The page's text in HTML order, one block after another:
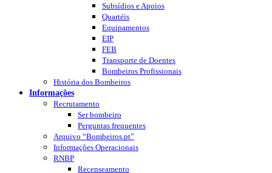
Subsídios e Apoios
Quartéis
Equipamentos
EIP
FEB
Transporte de Doentes
Bombeiros Profissionais
História dos Bombeiros
Informações
Recrutamento
Ser bombeiro
Perguntas frequentes
Arquivo “Bombeiros.pt”
Informações Operacionais
RNBP
Recenseamento